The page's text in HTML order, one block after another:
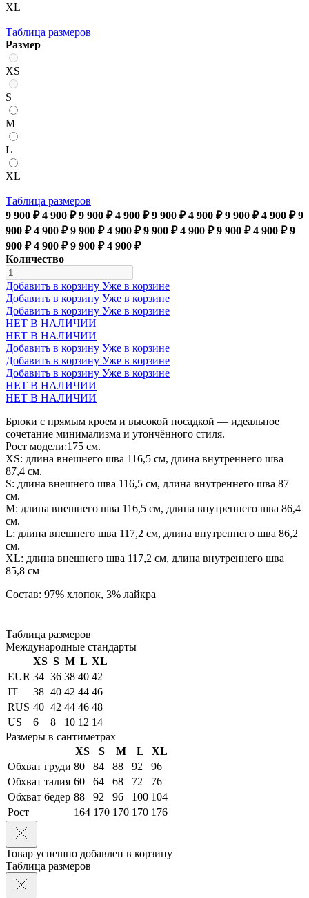
XL
Таблица размеров
Размер
XS
S
M
L
XL
Таблица размеров
9 900 ₽ 4 900 ₽ 9 900 ₽ 4 900 ₽ 9 900 ₽ 4 900 ₽ 9 900 ₽ 4 900 ₽ 9
900 ₽ 4 900 ₽ 9 900 ₽ 4 900 ₽ 9 900 ₽ 4 900 ₽ 9 900 ₽ 4 900 ₽ 9
900 ₽ 4 900 ₽ 9 900 ₽ 4 900 ₽
Количество
Добавить в корзину Уже в корзине
Добавить в корзину Уже в корзине
Добавить в корзину Уже в корзине
НЕТ В НАЛИЧИИ
НЕТ В НАЛИЧИИ
Добавить в корзину Уже в корзине
Добавить в корзину Уже в корзине
Добавить в корзину Уже в корзине
НЕТ В НАЛИЧИИ
НЕТ В НАЛИЧИИ
Брюки с прямым кроем и высокой посадкой — идеальное
сочетание минимализма и утончённого стиля.
Рост модели:175 см.
XS: длина внешнего шва 116,5 см, длина внутреннего шва
87,4 см.
S: длина внешнего шва 116,5 см, длина внутреннего шва 87
см.
М: длина внешнего шва 116,5 см, длина внутреннего шва 86,4
см.
L: длина внешнего шва 117,2 см, длина внутреннего шва 86,2
см.
XL: длина внешнего шва 117,2 см, длина внутреннего шва
85,8 см
Состав: 97% хлопок, 3% лайкра
Таблица размеров
Международные стандарты
XS S M L XL
EUR 34 36 38 40 42
IT
38 40 42 44 46
RUS 40 42 44 46 48
US
6 8 10 12 14
Размеры в сантиметрах
XS
S M L
XL
Обхват груди 80 84 88 92
96
Обхват талия 60 64 68 72
76
Обхват бедер 88 92 96 100 104
Рост
164 170 170 170 176
Товар успешно добавлен в корзину
Таблица размеров